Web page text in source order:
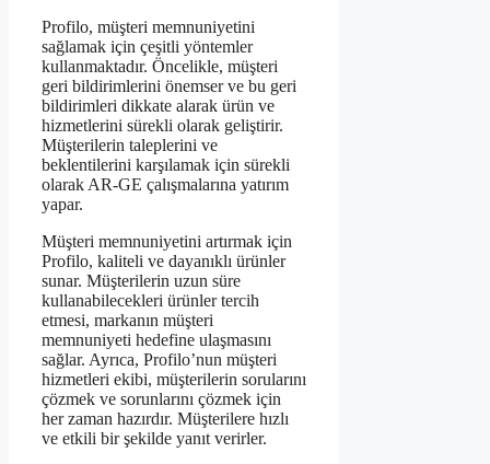
Profilo, müşteri memnuniyetini
sağlamak için çeşitli yöntemler
kullanmaktadır. Öncelikle, müşteri
geri bildirimlerini önemser ve bu geri
bildirimleri dikkate alarak ürün ve
hizmetlerini sürekli olarak geliştirir.
Müşterilerin taleplerini ve
beklentilerini karşılamak için sürekli
olarak AR-GE çalışmalarına yatırım
yapar.
Müşteri memnuniyetini artırmak için
Profilo, kaliteli ve dayanıklı ürünler
sunar. Müşterilerin uzun süre
kullanabilecekleri ürünler tercih
etmesi, markanın müşteri
memnuniyeti hedefine ulaşmasını
sağlar. Ayrıca, Profilo’nun müşteri
hizmetleri ekibi, müşterilerin sorularını
çözmek ve sorunlarını çözmek için
her zaman hazırdır. Müşterilere hızlı
ve etkili bir şekilde yanıt verirler.